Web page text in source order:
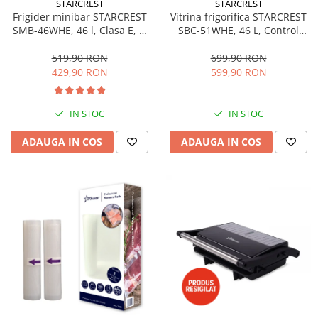
Aspiratoare
Mopuri electrice cu abur
Cantare corporale
Ingrijire tesaturi
Statii de calcat
Masini de cusut
Ondulatoare
Periute de dinti electrice
Pile electrice
Placi de indreptat parul
Plite
Preparare alimente
STARCREST
Frigider minibar STARCREST
SMB-46WHE, 46 l, Clasa E, H
519,90 RON
429,90 RON
IN STOC
ADAUGA IN COS
STARCREST
Vitrina frigorifica STARCREST
SBC-51WHE, 46 L, Control
48.8 cm, Alb
699,90 RON
599,90 RON
IN STOC
ADAUGA IN COS